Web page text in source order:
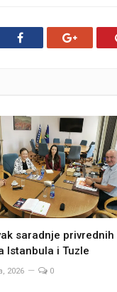
Facebook Google+
saradnje privrednih
Istanbula i Tuzle
2026 0